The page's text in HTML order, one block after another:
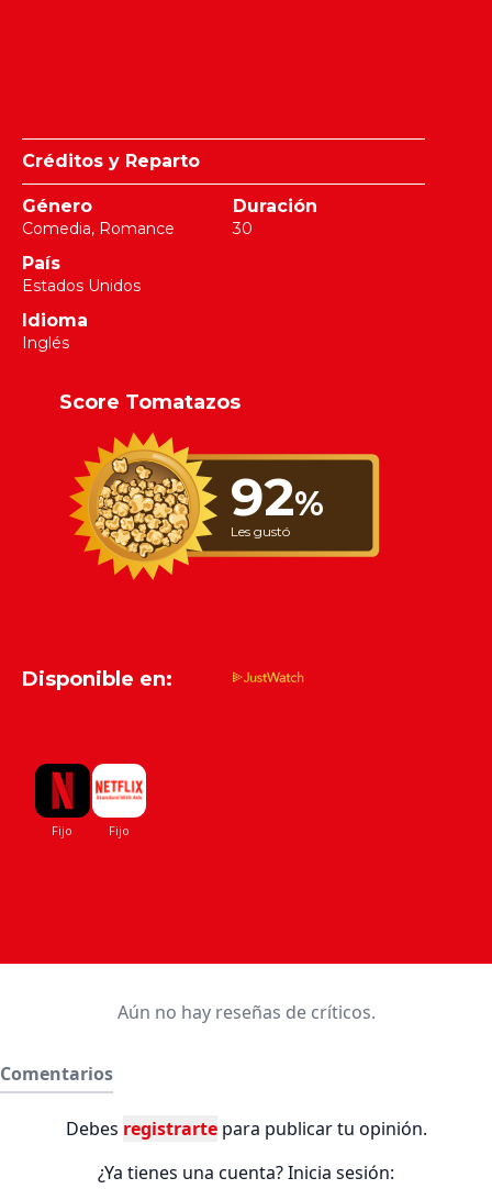
Créditos y Reparto
Género
Comedia, Romance
País
Estados Unidos
Idioma
Inglés
Duración
30
Score Tomatazos
92%
Les gustó
Disponible en:
Aún no hay reseñas de críticos.
Comentarios
Debes registrartepara publicar tu opinión.
¿Ya tienes una cuenta? Inicia sesión: